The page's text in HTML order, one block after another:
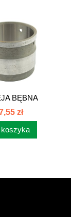
BĘBNA
zł
koszyka